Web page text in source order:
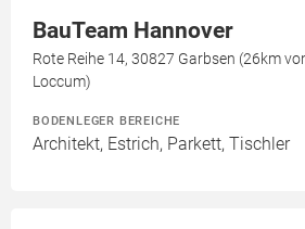
BauTeam Hannover
Rote Reihe 14, 30827 Garbsen (26km
Loccum)
BODENLEGER BEREICHE
Architekt, Estrich, Parkett, Tischler